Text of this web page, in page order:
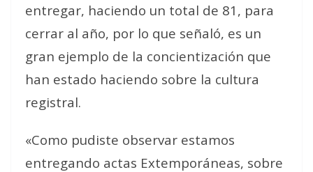
entregar, haciendo un total de 81, para
cerrar al año, por lo que señaló, es un
gran ejemplo de la concientización que
han estado haciendo sobre la cultura
registral.
«Como pudiste observar estamos
entregando actas Extemporáneas, sobre